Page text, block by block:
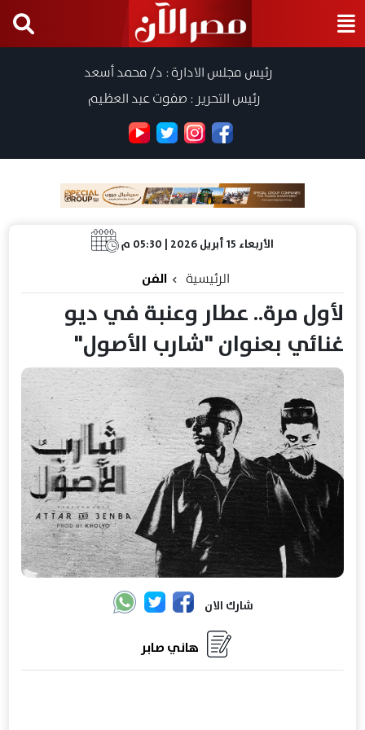
رئيس مجلس الادارة : د/ محمد أسعد
رئيس التحرير : صفوت عبد العظيم
الأربعاء 15 أبريل 2026 | 05:30 م
الرئيسية الفن
لأول مرة.. عطار وعنبة في ديو
غنائي بعنوان "شارب الأصول"
شارك الان
هاني صابر